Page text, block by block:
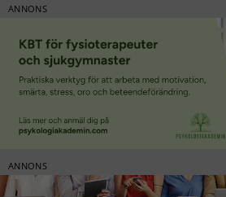
ANNONS
ANNONS